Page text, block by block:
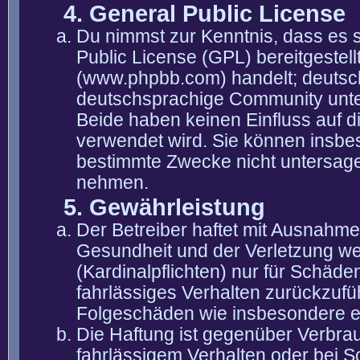
4. General Public License
Du nimmst zur Kenntnis, dass es
Public License (GPL)
(www.phpbb.com) handelt;
deutschsprachige Community
Beide haben keinen Einfluss auf
verwendet wird. Sie können
bestimmte Zwecke nicht
nehmen.
5. Gewährleistung
Der Betreiber haftet mit
Gesundheit und der Verletzung
(Kardinalpflichten) nur für
fahrlässiges Verhalten
Folgeschäden wie insbesondere
Die Haftung ist gegenüber
fahrlässigem Verhalten oder bei